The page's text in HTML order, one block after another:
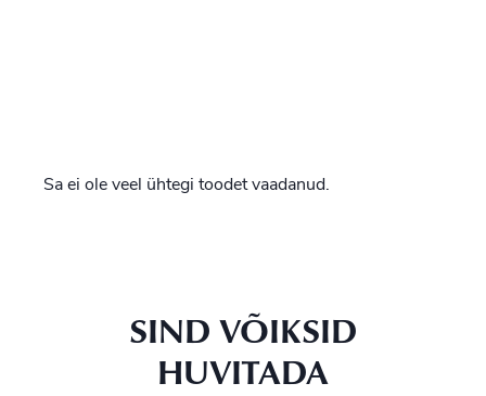
Sa ei ole veel ühtegi toodet vaadanud.
SIND VÕIKSID
HUVITADA